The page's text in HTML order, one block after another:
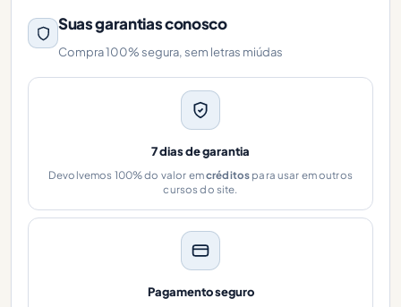
Suas garantias conosco
Compra 100% segura, sem letras miúdas
7 dias de garantia
Devolvemos 100% do valor emcréditos para usar em outros
cursos do site.
Pagamento seguro